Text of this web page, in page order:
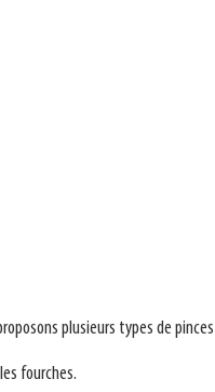
plusieurs types de
fourches.